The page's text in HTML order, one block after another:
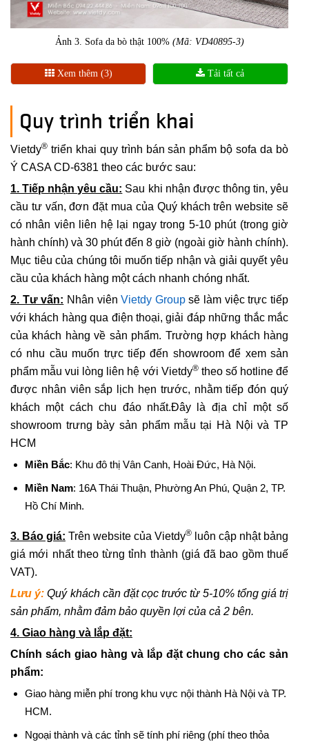
Ảnh 3. Sofa da bò thật 100% (Mã: VD40895-3)
Xem thêm (3) Tải tất cả
Quy trình triển khai
Vietdy® triển khai quy trình bán sản phẩm bộ sofa da bò
Ý CASA CD-6381 theo các bước sau:
1. Tiếp nhận yêu cầu: Sau khi nhận được thông tin, yêu
cầu tư vấn, đơn đặt mua của Quý khách trên website sẽ
có nhân viên liên hệ lại ngay trong 5-10 phút (trong giờ
hành chính) và 30 phút đến 8 giờ (ngoài giờ hành chính).
Mục tiêu của chúng tôi muốn tiếp nhận và giải quyết yêu
cầu của khách hàng một cách nhanh chóng nhất.
2. Tư vấn: Nhân viênVietdy Groupsẽ làm việc trực tiếp
với khách hàng qua điện thoại, giải đáp những thắc mắc
của khách hàng về sản phẩm. Trường hợp khách hàng
có nhu cầu muốn trực tiếp đến showroom để xem sản
phẩm mẫu vui lòng liên hệ với Vietdy®theo số hotline để
được nhân viên sắp lịch hẹn trước, nhằm tiếp đón quý
khách một cách chu đáo nhất.Đây là địa chỉ một số
showroom trưng bày sản phẩm mẫu tại Hà Nội và TP
HCM
Miền Bắc: Khu đô thị Vân Canh, Hoài Đức, Hà Nội.
Miền Nam: 16A Thái Thuận, Phường An Phú, Quận 2, TP.
Hồ Chí Minh.
3. Báo giá: Trên website của Vietdy®
luôn cập nhật bảng
giá mới nhất theo từng tỉnh thành (giá đã bao gồm thuế
VAT).
Lưu ý: Quý khách cần đặt cọc trước từ 5-10% tổng giá trị
sản phẩm, nhằm đảm bảo quyền lợi của cả 2 bên.
4. Giao hàng và lắp đặt:
Chính sách giao hàng và lắp đặt chung cho các sản
phẩm:
Giao hàng miễn phí trong khu vực nội thành Hà Nội và TP.
HCM.
Ngoại thành và các tỉnh sẽ tính phí riêng (phí theo thỏa